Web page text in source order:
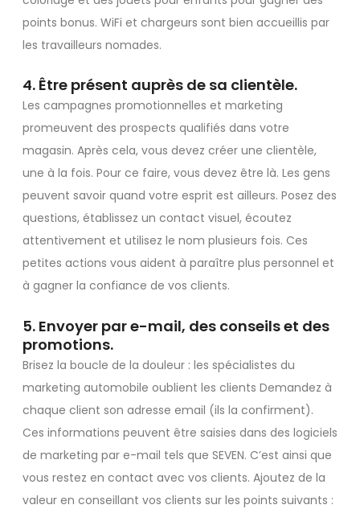
points bonus. WiFi et chargeurs sont bien accueillis par
les travailleurs nomades.
4. Être présent auprès de sa clientèle.
Les campagnes promotionnelles et marketing
promeuvent des prospects qualifiés dans votre
magasin. Après cela, vous devez créer une clientèle,
une à la fois. Pour ce faire, vous devez être là. Les gens
peuvent savoir quand votre esprit est ailleurs. Posez des
questions, établissez un contact visuel, écoutez
attentivement et utilisez le nom plusieurs fois. Ces
petites actions vous aident à paraître plus personnel et
à gagner la confiance de vos clients.
5. Envoyer par e-mail, des conseils et des
promotions.
Brisez la boucle de la douleur : les spécialistes du
marketing automobile oublient les clients Demandez à
chaque client son adresse email (ils la confirment).
Ces informations peuvent être saisies dans des logiciels
de marketing par e-mail tels que SEVEN. C’est ainsi que
vous restez en contact avec vos clients. Ajoutez de la
valeur en conseillant vos clients sur les points suivants :